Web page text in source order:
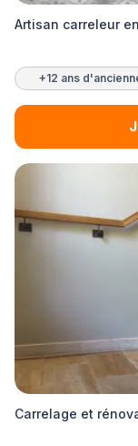
Artisan carreleur
+12 ans
Carrelage et